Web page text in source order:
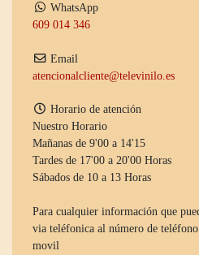
WhatsApp
609 014 346
Email
atencionalcliente@televinilo.es
Horario de atención
Nuestro Horario
Mañanas de 9'00 a 14'15
Tardes de 17'00 a 20'00 Horas
Sábados de 10 a 13 Horas
Para cualquier información que
via teléfonica al número de
movil